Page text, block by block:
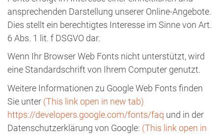
ansprechenden Darstellung unserer Online-Angebote.
Dies stellt ein berechtigtes Interesse im Sinne von Art.
6 Abs. 1 lit. f DSGVO dar.
Wenn Ihr Browser Web Fonts nicht unterstützt, wird
eine Standardschrift von Ihrem Computer genutzt.
Weitere Informationen zu Google Web Fonts finden
Sie unter (This link open in new tab)
https://developers.google.com/fonts/faq und in der
Datenschutzerklärung von Google: (This link open in